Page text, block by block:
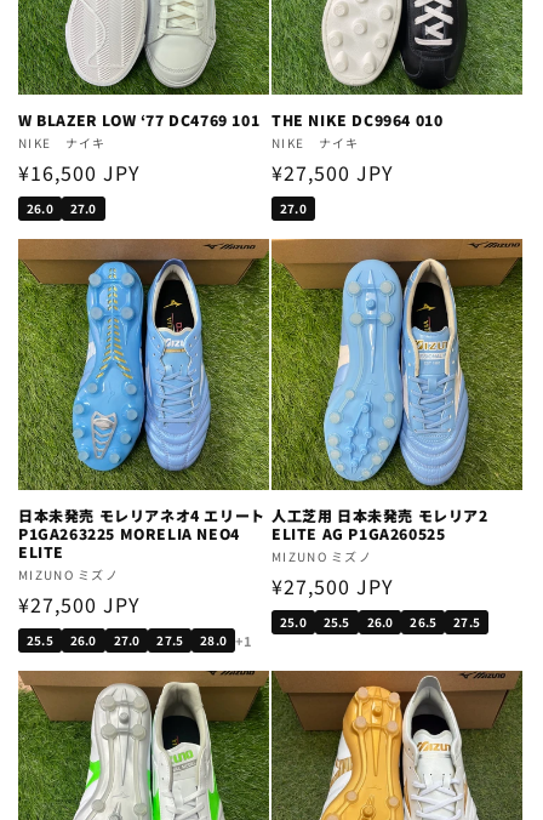
W BLAZER LOW ‘77 DC4769 101
Vendor:
NIKE ナイキ
Regular
price
¥16,500 JPY
26.0 27.0
THE NIKE DC9964 010
Vendor:
NIKE ナイキ
Regular
price
¥27,500 JPY
27.0
日本未発売 モレリアネオ4 エリート
P1GA263225 MORELIA NEO4
ELITE
Vendor:
MIZUNO ミズノ
Regular
price
¥27,500 JPY
25.5 26.0 27.0 27.5 28.0 +1
人工芝用 日本未発売 モレリア2
ELITE AG P1GA260525
Vendor:
MIZUNO ミズノ
Regular
price
¥27,500 JPY
25.0 25.5 26.0 26.5 27.5